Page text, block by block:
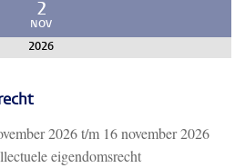
2
NOV
2026
2026t/m 16 november 2026
eigendomsrecht